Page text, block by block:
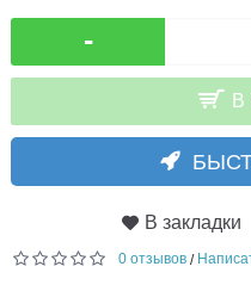
-
В
В закладки
0 отзывов /